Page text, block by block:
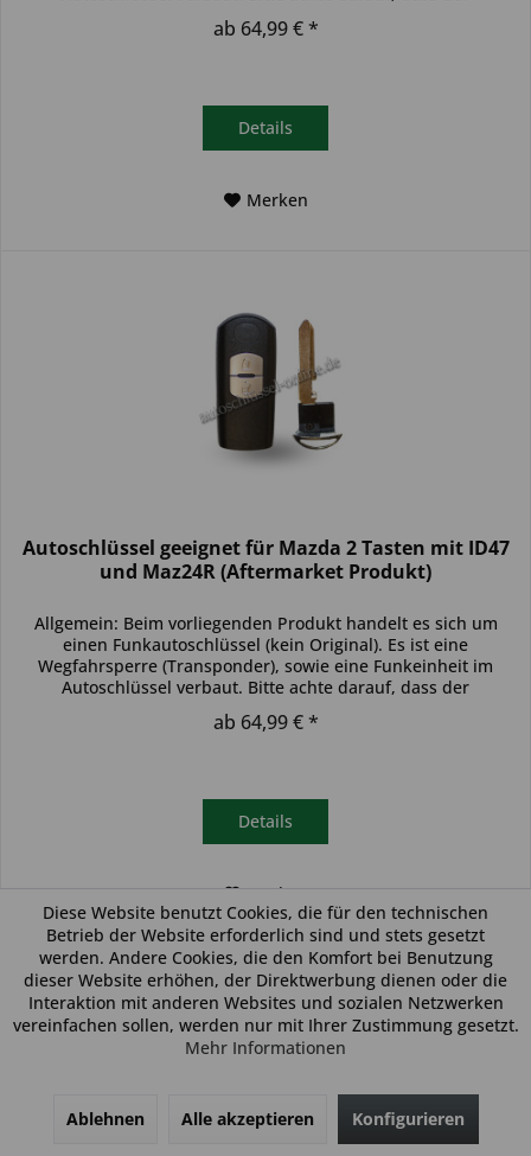
Autoschlüssel deinem...
ab 64,99 € *
Details
Merken
Autoschlüssel geeignet für Mazda 2 Tasten mit ID47
und Maz24R (Aftermarket Produkt)
Allgemein: Beim vorliegenden Produkt handelt es sich um
einen Funkautoschlüssel (kein Original). Es ist eine
Wegfahrsperre (Transponder), sowie eine Funkeinheit im
Autoschlüssel verbaut. Bitte achte darauf, dass der
Autoschlüssel deinem...
ab 64,99 € *
Details
Merken
Diese Website benutzt Cookies, die für den technischen
Betrieb der Website erforderlich sind und stets gesetzt
werden. Andere Cookies, die den Komfort bei Benutzung
dieser Website erhöhen, der Direktwerbung dienen oder die
Interaktion mit anderen Websites und sozialen Netzwerken
vereinfachen sollen, werden nur mit Ihrer Zustimmung gesetzt.
Mehr Informationen
Ablehnen Alle akzeptieren Konfigurieren